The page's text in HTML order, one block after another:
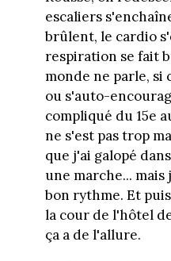
escaliers
brûlent, le cardio
respiration se fait
monde ne parle, si
ou s'auto-
compliqué du 15e
ne s'est pas trop
que j'ai galopé
une marche... mais
bon rythme. Et
la cour de l'hôtel
ça a de l'allure.